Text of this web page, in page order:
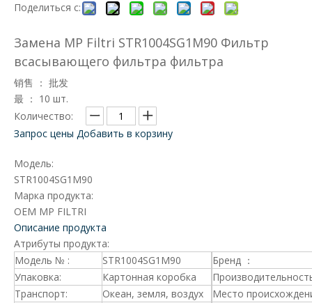
Поделиться с:
Замена MP Filtri STR1004SG1M90 Фильтр
всасывающего фильтра фильтра
销售 ： 批发
最 ： 10 шт.
Количество:
Запрос цены Добавить в корзину
Модель:
STR1004SG1M90
Марка продукта:
OEM MP FILTRI
Описание продукта
Атрибуты продукта:
Модель № :
STR1004SG1M90
Бренд ：
Упаковка:
Картонная коробка
Транспорт:
Океан, земля, воздух
Место